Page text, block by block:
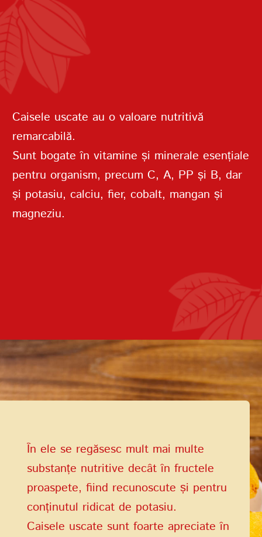
Caisele uscate au o valoare nutritivă
remarcabilă.
Sunt bogate în vitamine și minerale esențiale
pentru organism, precum C, A, PP și B, dar
și potasiu, calciu, fier, cobalt, mangan și
magneziu.
În ele se regăsesc mult mai multe
substanțe nutritive decât în fructele
proaspete, fiind recunoscute și pentru
conținutul ridicat de potasiu.
Caisele uscate sunt foarte apreciate în
PAROLĂ
REPETAȚI PAROLA
CREAȚI UN CONT
Termenii de
Politica de confidențialitate